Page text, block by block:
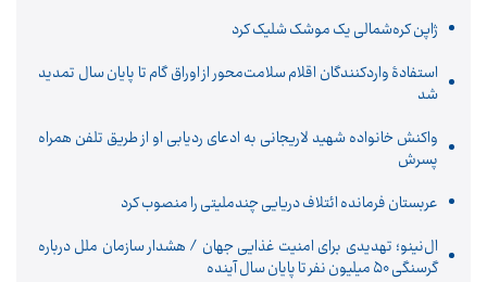
ژاپن کره‌شمالی یک موشک شلیک کرد
استفادۀ واردکنندگان اقلام سلامت‌محور از اوراق گام تا پایان سال تمدید
شد
واکنش خانواده شهید لاریجانی به ادعای ردیابی او از طریق تلفن همراه
پسرش
عربستان فرمانده ائتلاف دریایی چندملیتی را منصوب کرد
ال‌نینو؛ تهدیدی برای امنیت غذایی جهان / هشدار سازمان ملل درباره
گرسنگی ۵۰ میلیون نفر تا پایان سال آینده